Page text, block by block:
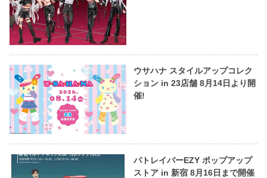
ウサハナ スタイルアップコレク
ション in 23店舗 8月14日より開
催!
パトレイバーEZY ポップアップ
ストア in 新宿 8月16日まで開催